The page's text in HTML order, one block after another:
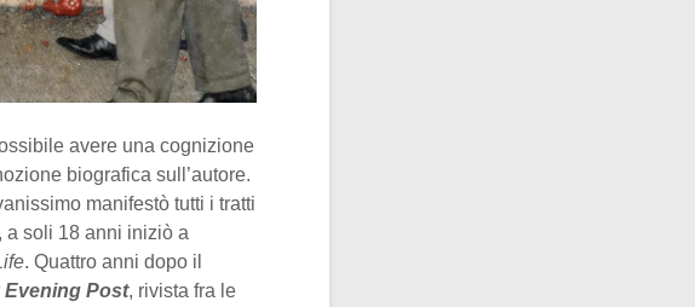
avere una cognizione
biografica sull’autore.
manifestò tutti i tratti
a soli 18 anni iniziò a
. Quattro anni dopo il
Evening Post, rivista fra le